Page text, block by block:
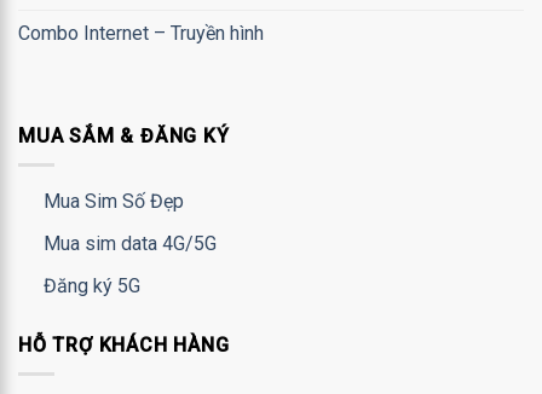
Combo Internet – Truyền hình
MUA SẮM & ĐĂNG KÝ
Mua Sim Số Đẹp
Mua sim data 4G/5G
Đăng ký 5G
HỖ TRỢ KHÁCH HÀNG